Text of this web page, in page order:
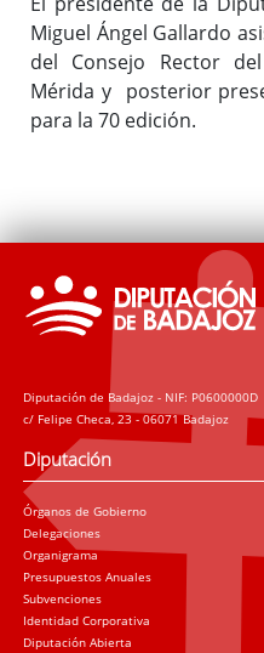
Miguel Ángel Gallardo
del Consejo Rector
Mérida y posterior
para la 70 edición.
Diputación de Badajoz - NIF: P0600000D
c/ Felipe Checa, 23 - 06071 Badajoz
Diputación
Órganos de Gobierno
Delegaciones
Organigrama
Presupuestos Anuales
Subvenciones
Identidad Corporativa
Diputación Abierta